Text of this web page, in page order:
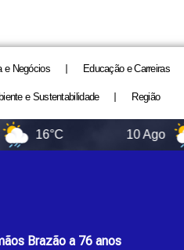
e Negócios Educação e Carreiras
e Sustentabilidade Região
9°C
Brazão a 76 anos